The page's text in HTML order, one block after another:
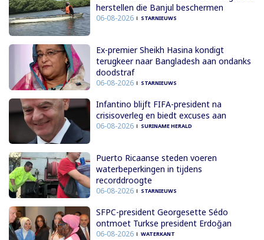
herstellen die Banjul beschermen
06-08-2026 STARNIEUWS
Ex-premier Sheikh Hasina kondigt
terugkeer naar Bangladesh aan ondanks
doodstraf
06-08-2026 STARNIEUWS
Infantino blijft FIFA-president na
crisisoverleg en biedt excuses aan
06-08-2026 SURINAME HERALD
Puerto Ricaanse steden voeren
waterbeperkingen in tijdens
recorddroogte
06-08-2026 STARNIEUWS
SFPC-president Georgesette Sédo
ontmoet Turkse president Erdoğan
06-08-2026 WATERKANT